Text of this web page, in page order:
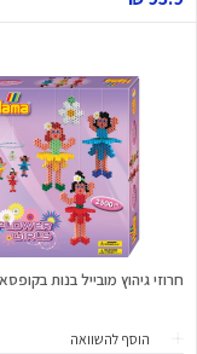
חרוזי גיהוץ מובייל בנות
הוסף להשוואה